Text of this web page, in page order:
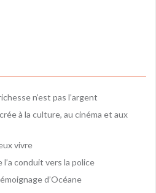
n’est pas l’argent
à la culture, au cinéma et aux
vivre
conduit vers la police
d’Océane